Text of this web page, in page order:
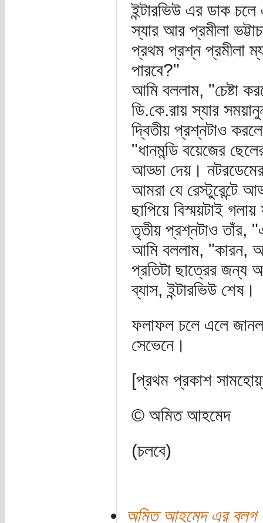
ইন্টারভিউ এর ডাক
স্যার আর প্রমীলা
প্রথম প্রশ্ন প্রমীলা
পারবে?"
আমি বললাম, "চেষ্টা
ডি.কে.রায় স্যার
দ্বিতীয় প্রশ্নটাও
"ধানমন্ডি বয়েজের
আড্ডা দেয়। নটরডেমের
আমরা যে রেস্টুরেন্টে
ছাপিয়ে বিস্ময়টাই
তৃতীয় প্রশ্নটাও তাঁর,
আমি বললাম, "কারন,
প্রতিটা ছাত্রের
ব্যাস, ইন্টারভিউ শেষ।
ফলাফল চলে এলে
সেভেনে।
[প্রথম প্রকাশ
© অমিত আহমেদ
(চলবে)
অমিত আহমেদ এর ব্লগ